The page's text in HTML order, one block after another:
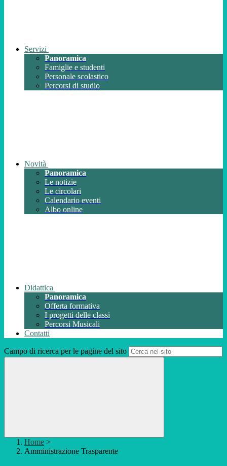
Servizi
Panoramica
Famiglie e studenti
Personale scolastico
Percorsi di studio
Novità
Panoramica
Le notizie
Le circolari
Calendario eventi
Albo online
Didattica
Panoramica
Offerta formativa
I progetti delle classi
Percorsi Musicali
Contatti
Campo di ricerca per le pagine del sito
Home >
Amministrazione Trasparente